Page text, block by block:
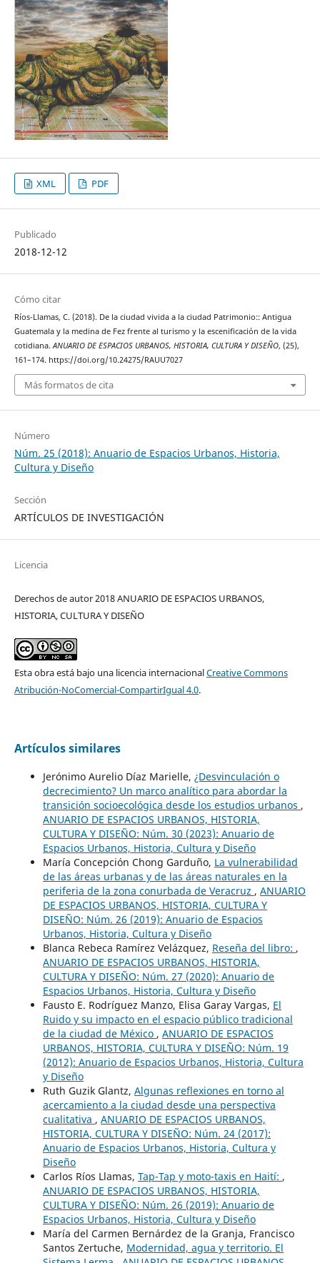
XML PDF
Publicado
2018-12-12
Cómo citar
Ríos-Llamas, C. (2018). De la ciudad vivida a la ciudad Patrimonio:: Antigua
Guatemala y la medina de Fez frente al turismo y la escenificación de la vida
cotidiana. ANUARIO DE ESPACIOS URBANOS, HISTORIA, CULTURA Y DISEÑO, (25),
161–174. https://doi.org/10.24275/RAUU7027
Más formatos de cita
Número
Núm. 25 (2018): Anuario de Espacios Urbanos, Historia,
Cultura y Diseño
Sección
ARTÍCULOS DE INVESTIGACIÓN
Licencia
Derechos de autor 2018 ANUARIO DE ESPACIOS URBANOS,
HISTORIA, CULTURA Y DISEÑO
Esta obra está bajo una licencia internacionalCreative Commons
Atribución-NoComercial-CompartirIgual 4.0.
Artículos similares
Jerónimo Aurelio Díaz Marielle, ¿Desvinculación o
decrecimiento? Un marco analítico para abordar la
transición socioecológica desde los estudios urbanos ,
ANUARIO DE ESPACIOS URBANOS, HISTORIA,
CULTURA Y DISEÑO: Núm. 30 (2023): Anuario de
Espacios Urbanos, Historia, Cultura y Diseño
María Concepción Chong Garduño, La vulnerabilidad
de las áreas urbanas y de las áreas naturales en la
periferia de la zona conurbada de Veracruz , ANUARIO
DE ESPACIOS URBANOS, HISTORIA, CULTURA Y
DISEÑO: Núm. 26 (2019): Anuario de Espacios
Urbanos, Historia, Cultura y Diseño
Blanca Rebeca Ramírez Velázquez, Reseña del libro: ,
ANUARIO DE ESPACIOS URBANOS, HISTORIA,
CULTURA Y DISEÑO: Núm. 27 (2020): Anuario de
Espacios Urbanos, Historia, Cultura y Diseño
Fausto E. Rodríguez Manzo, Elisa Garay Vargas, El
Ruido y su impacto en el espacio público tradicional
de la ciudad de México , ANUARIO DE ESPACIOS
URBANOS, HISTORIA, CULTURA Y DISEÑO: Núm. 19
(2012): Anuario de Espacios Urbanos, Historia, Cultura
y Diseño
Ruth Guzik Glantz, Algunas reflexiones en torno al
acercamiento a la ciudad desde una perspectiva
cualitativa , ANUARIO DE ESPACIOS URBANOS,
HISTORIA, CULTURA Y DISEÑO: Núm. 24 (2017):
Anuario de Espacios Urbanos, Historia, Cultura y
Diseño
Carlos Ríos Llamas, Tap-Tap y moto-taxis en Haití: ,
ANUARIO DE ESPACIOS URBANOS, HISTORIA,
CULTURA Y DISEÑO: Núm. 26 (2019): Anuario de
Espacios Urbanos, Historia, Cultura y Diseño
María del Carmen Bernárdez de la Granja, Francisco
Santos Zertuche, Modernidad, agua y territorio. El